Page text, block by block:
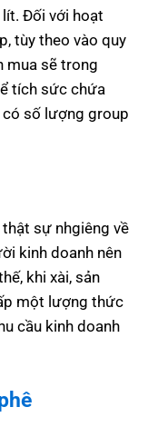
Đối với hoạt
tùy theo vào quy
mua sẽ trong
tích sức chứa
có số lượng group
sự nhgiêng về
kinh doanh nên
khi xài, sản
một lượng thức
cầu kinh doanh